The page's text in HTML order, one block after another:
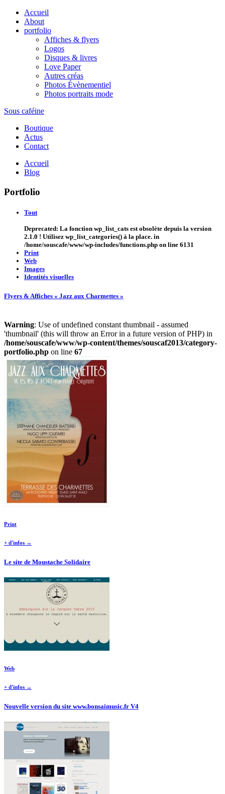
Accueil
About
portfolio
Affiches & flyers
Logos
Disques & livres
Love Paper
Autres créas
Photos Évènementiel
Photos portraits mode
Sous caféine
Boutique
Actus
Contact
Accueil
Blog
Portfolio
Tout
Deprecated: La fonction wp_list_cats est obsolète depuis la version
2.1.0 ! Utilisez wp_list_categories() à la place. in
/home/souscafe/www/wp-includes/functions.php on line 6131
Print
Web
Images
Identités visuelles
Flyers & Affiches « Jazz aux Charmettes »
Warning: Use of undefined constant thumbnail - assumed
'thumbnail' (this will throw an Error in a future version of PHP) in
/home/souscafe/www/wp-content/themes/souscaf2013/category-
portfolio.php on line 67
Print
+ d'infos →
Le site de Moustache Solidaire
Web
+ d'infos →
Nouvelle version du site www.bonsaimusic.fr V4